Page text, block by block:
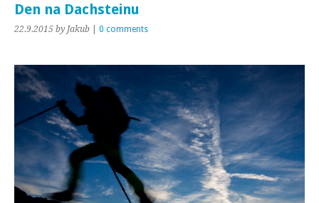
Den na Dachsteinu
22.9.2015 by Jakub 0 comments